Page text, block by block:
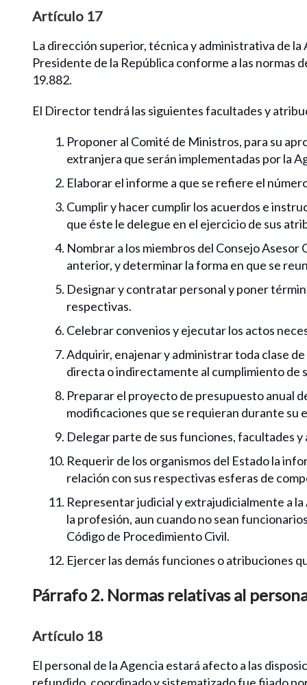
Artículo 17
La dirección superior, técnica y administrativa de
Presidente de la República conforme a las normas
19.882.
El Director tendrá las siguientes facultades y
Proponer al Comité de Ministros, para su
extranjera que serán implementadas por la
Elaborar el informe a que se refiere el
Cumplir y hacer cumplir los acuerdos e
que éste le delegue en el ejercicio de sus
Nombrar a los miembros del Consejo
anterior, y determinar la forma en que se
Designar y contratar personal y poner
respectivas.
Celebrar convenios y ejecutar los actos
Adquirir, enajenar y administrar toda clase
directa o indirectamente al cumplimiento de
Preparar el proyecto de presupuesto anual
modificaciones que se requieran durante su
Delegar parte de sus funciones, facultades
Requerir de los organismos del Estado la
relación con sus respectivas esferas de
Representar judicial y extrajudicialmente a
la profesión, aun cuando no sean
Código de Procedimiento Civil.
Ejercer las demás funciones o atribuciones
Párrafo 2. Normas relativas al
Artículo 18
El personal de la Agencia estará afecto a las
refundido, coordinado y sistematizado fue fijado